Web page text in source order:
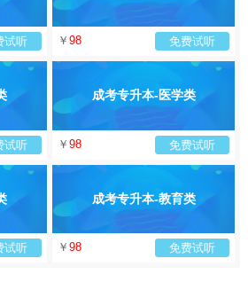
试听 ￥ 98 免费试听
试听
成考专升本-医学类
￥ 98 免费试听
试听
成考专升本-教育类
￥ 98 免费试听